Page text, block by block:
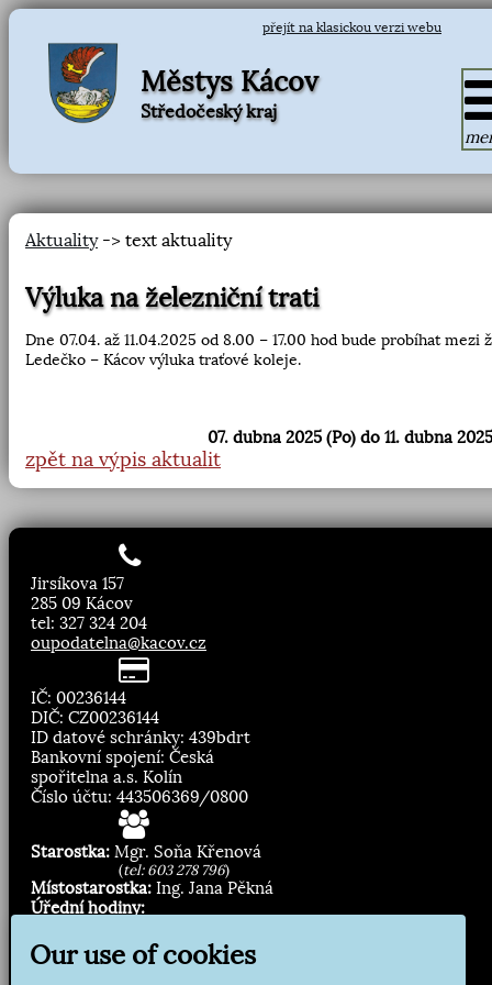
přejít na klasickou verzi webu
Městys Kácov
Středočeský kraj
Aktuality-> text aktuality
Výluka na železniční trati
Dne 07.04. až 11.04.2025 od 8.00 – 17.00 hod bude probíhat mezi
Ledečko – Kácov výluka traťové koleje.
07. dubna 2025 (Po) do 11. dubna
zpět na výpis aktualit
Jirsíkova 157
285 09 Kácov
tel: 327 324 204
oupodatelna@kacov.cz
IČ: 00236144
DIČ: CZ00236144
ID datové schránky: 439bdrt
Bankovní spojení: Česká
spořitelna a.s. Kolín
Číslo účtu: 443506369/0800
Starostka: Mgr. Soňa Křenová
(tel: 603 278 796)
Místostarostka: Ing. Jana Pěkná
Úřední hodiny:
13:00 - 16:30
Our use of cookies